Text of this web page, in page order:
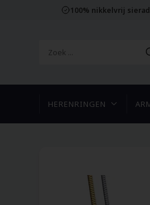
100% nikkelvrij
HERENRINGEN